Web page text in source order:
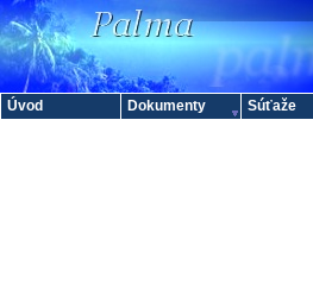
Úvod Dokumenty Súťaže